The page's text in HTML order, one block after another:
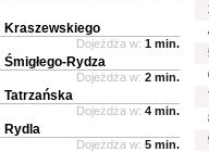
Kraszewskiego
Dojeżdża w: 1 min.
Śmigłego-Rydza
Dojeżdża w: 2 min.
Tatrzańska
Dojeżdża w: 4 min.
Rydla
Dojeżdża w: 5 min.